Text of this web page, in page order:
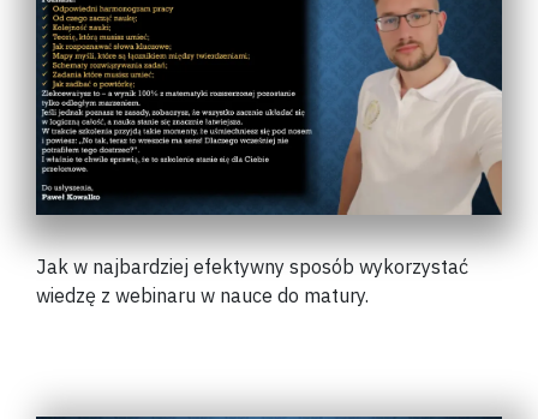
Jak w najbardziej efektywny sposób wykorzystać
wiedzę z webinaru w nauce do matury.